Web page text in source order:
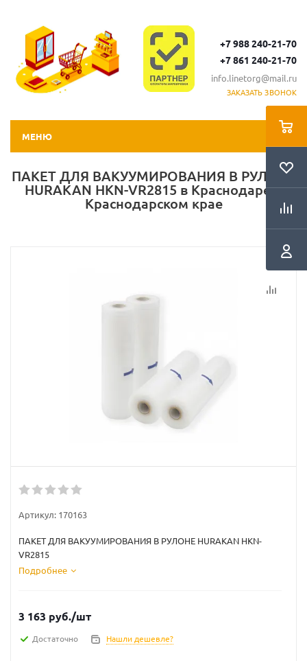
+7 988 240-21-70
+7 861 240-21-70
info.linetorg@mail.ru
ЗАКАЗАТЬ ЗВОНОК
МЕНЮ
ПАКЕТ ДЛЯ ВАКУУМИРОВАНИЯ В РУЛОНЕ
HURAKAN HKN-VR2815 в Краснодаре и
Краснодарском крае
Артикул: 170163
ПАКЕТ ДЛЯ ВАКУУМИРОВАНИЯ В РУЛОНЕ HURAKAN HKN-
VR2815
Подробнее
3 163 руб./шт
Достаточно Нашли дешевле?